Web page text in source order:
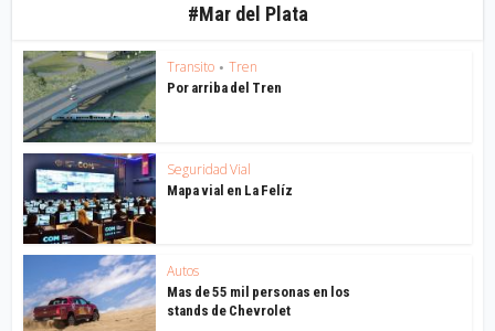
#Mar del Plata
Transito • Tren
Por arriba del Tren
Seguridad Vial
Mapa vial en La Felíz
Autos
Mas de 55 mil personas en los
stands de Chevrolet